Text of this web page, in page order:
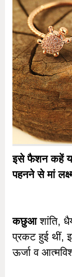
इसे फैशन कहें या
पहनने से मां
कछुआशांति,
प्रकट हुई थीं,
ऊर्जा व